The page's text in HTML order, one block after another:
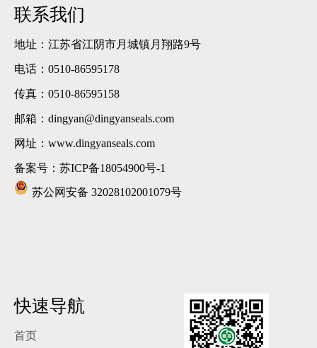
联系我们
地址：江苏省江阴市月城镇月翔路9号
电话：0510-86595178
传真：0510-86595158
邮箱：dingyan@dingyanseals.com
网址：www.dingyanseals.com
备案号： 苏ICP备18054900号-1
苏公网安备 32028102001079号
快速导航
首页